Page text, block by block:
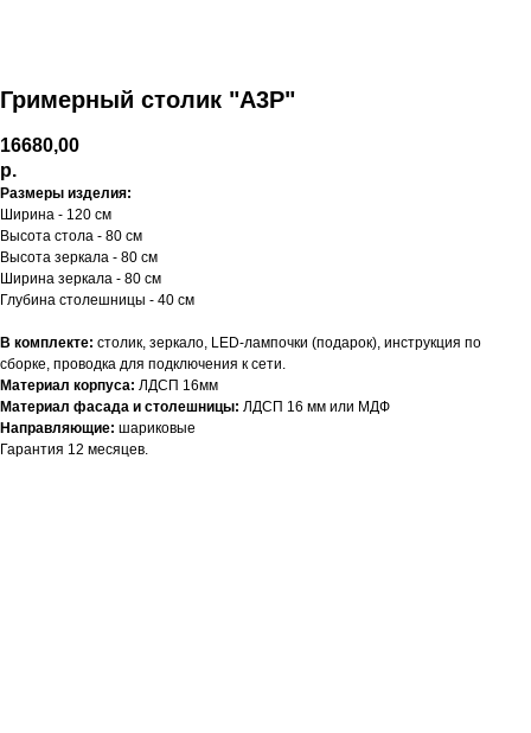
Гримерный столик "А3Р"
16680,00
р.
Размеры изделия:
Ширина - 120 см
Высота стола - 80 см
Высота зеркала - 80 см
Ширина зеркала - 80 см
Глубина столешницы - 40 см
В комплекте: столик, зеркало, LED-лампочки (подарок), инструкция по
сборке, проводка для подключения к сети.
Материал корпуса: ЛДСП 16мм
Материал фасада и столешницы: ЛДСП 16 мм или МДФ
Направляющие: шариковые
Гарантия 12 месяцев.